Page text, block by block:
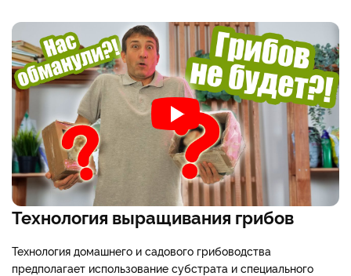
Технология выращивания грибов
Технология домашнего и садового грибоводства
предполагает использование субстрата и специального